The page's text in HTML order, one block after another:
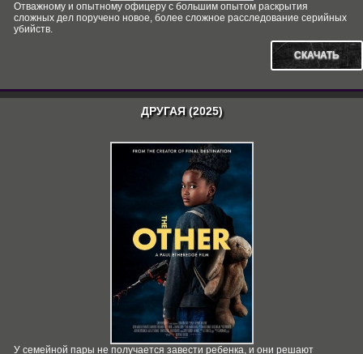
Отважному и опытному офицеру с большим опытом раскрытия
сложных дел поручено новое, более сложное расследование серийных
убийств.
СКАЧАТЬ
ДРУГАЯ (2025)
У семейной пары не получается завести ребенка, и они решают